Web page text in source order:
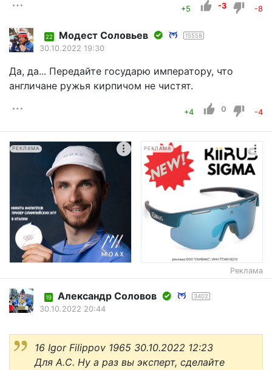
+5 -3 -8
22 Модест Соловьев 15558
30.10.2022 19:30
Да, да... Передайте государю императору, что
англичане ружья кирпичом не чистят.
+4 0 -4
РЕКЛАМА РЕКЛАМА
Реклама
19 Александр Соловов 3402
30.10.2022 20:44
16 Igor Filippov 1965 30.10.2022 12:23
Для А.С. Ну а раз вы эксперт, сделайте